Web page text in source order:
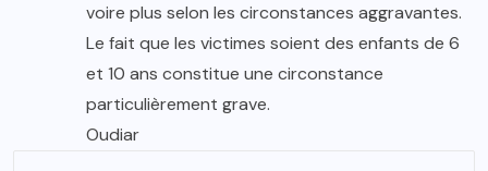
voire plus selon les circonstances aggravantes.
Le fait que les victimes soient des enfants de 6
et 10 ans constitue une circonstance
particulièrement grave.
Oudiar